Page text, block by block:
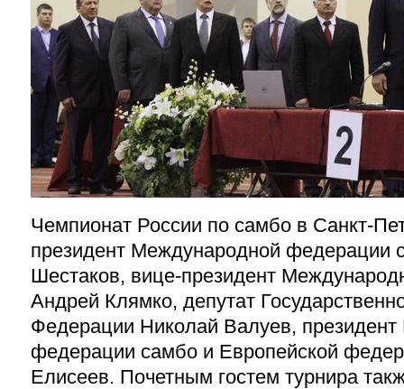
Чемпионат России по самбо в Санкт-
президент Международной федерации
Шестаков, вице-президент
Андрей Клямко, депутат
Федерации Николай Валуев, президент
федерации самбо и Европейской
Елисеев. Почетным гостем турнира